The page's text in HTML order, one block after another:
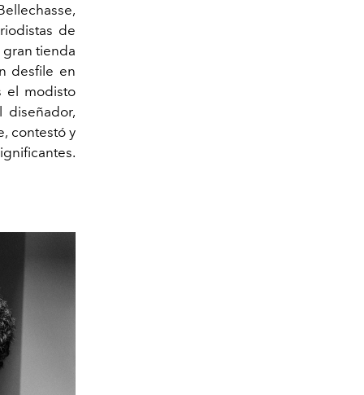
de
gran tienda
desfile en
el modisto
diseñador,
contestó y